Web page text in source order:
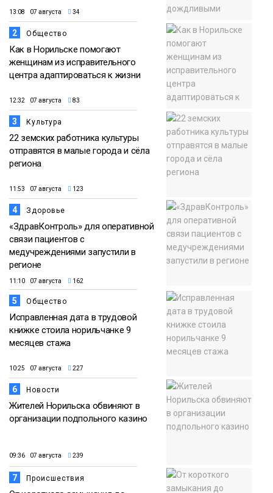
13:08 07 августа 34
2 Общество
Как в Норильске помогают
женщинам из исправительного
центра адаптироваться к жизни
12:32 07 августа 83
3 Культура
22 земских работника культуры
отправятся в малые города и сёла
региона
11:53 07 августа 123
4 Здоровье
«ЗдравКонтроль» для оперативной
связи пациентов с
медучреждениями запустили в
регионе
11:10 07 августа 162
5 Общество
Исправленная дата в трудовой
книжке стоила норильчанке 9
месяцев стажа
10:25 07 августа 227
6 Новости
Жителей Норильска обвиняют в
организации подпольного казино
09:36 07 августа 239
7 Происшествия